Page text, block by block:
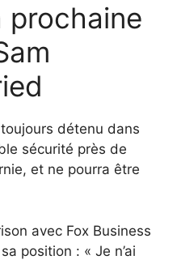
prochaine
détenu dans
sécurité près de
et ne pourra être
avec Fox Business
position : « Je n’ai